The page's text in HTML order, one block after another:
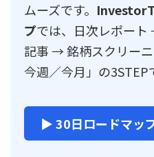
ムーズです。
プでは、日次レポー
記事 → 銘柄スクリー
今週／今月」の3STEP
▶ 30日ロードマッ